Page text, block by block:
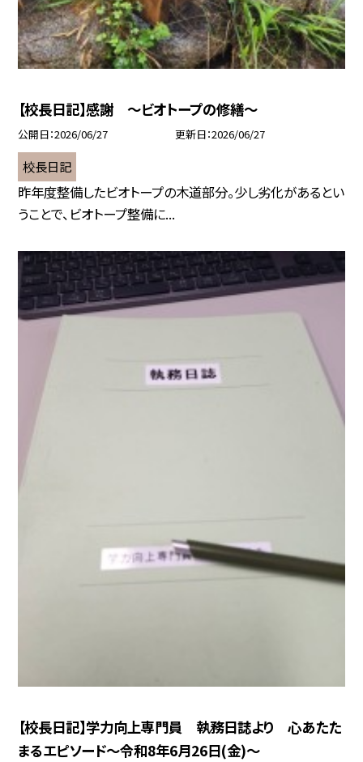
【校長日記】感謝 ～ビオトープの修繕～
公開日 2026/06/27 更新日 2026/06/27
校長日記
昨年度整備したビオトープの木道部分。少し劣化があるとい
うことで、ビオトープ整備に...
【校長日記】学力向上専門員 執務日誌より 心あたた
まるエピソード～令和8年6月26日(金)～